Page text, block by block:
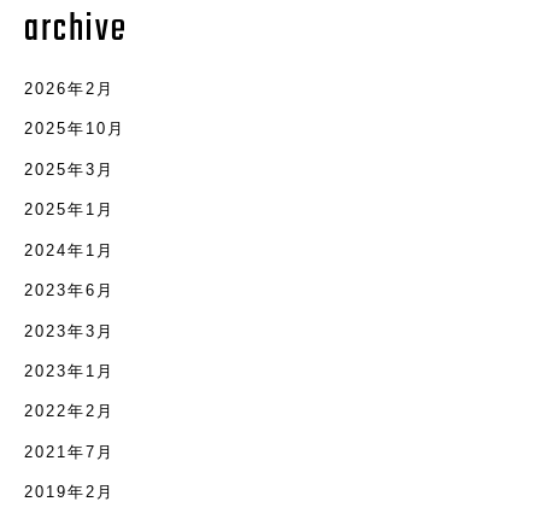
archive
2026年2月
2025年10月
2025年3月
2025年1月
2024年1月
2023年6月
2023年3月
2023年1月
2022年2月
2021年7月
2019年2月